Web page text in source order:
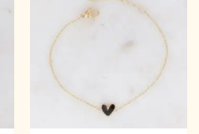
Ajouter
à la
liste
d’envies